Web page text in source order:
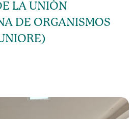
LA UNIÓN
DE ORGANISMOS